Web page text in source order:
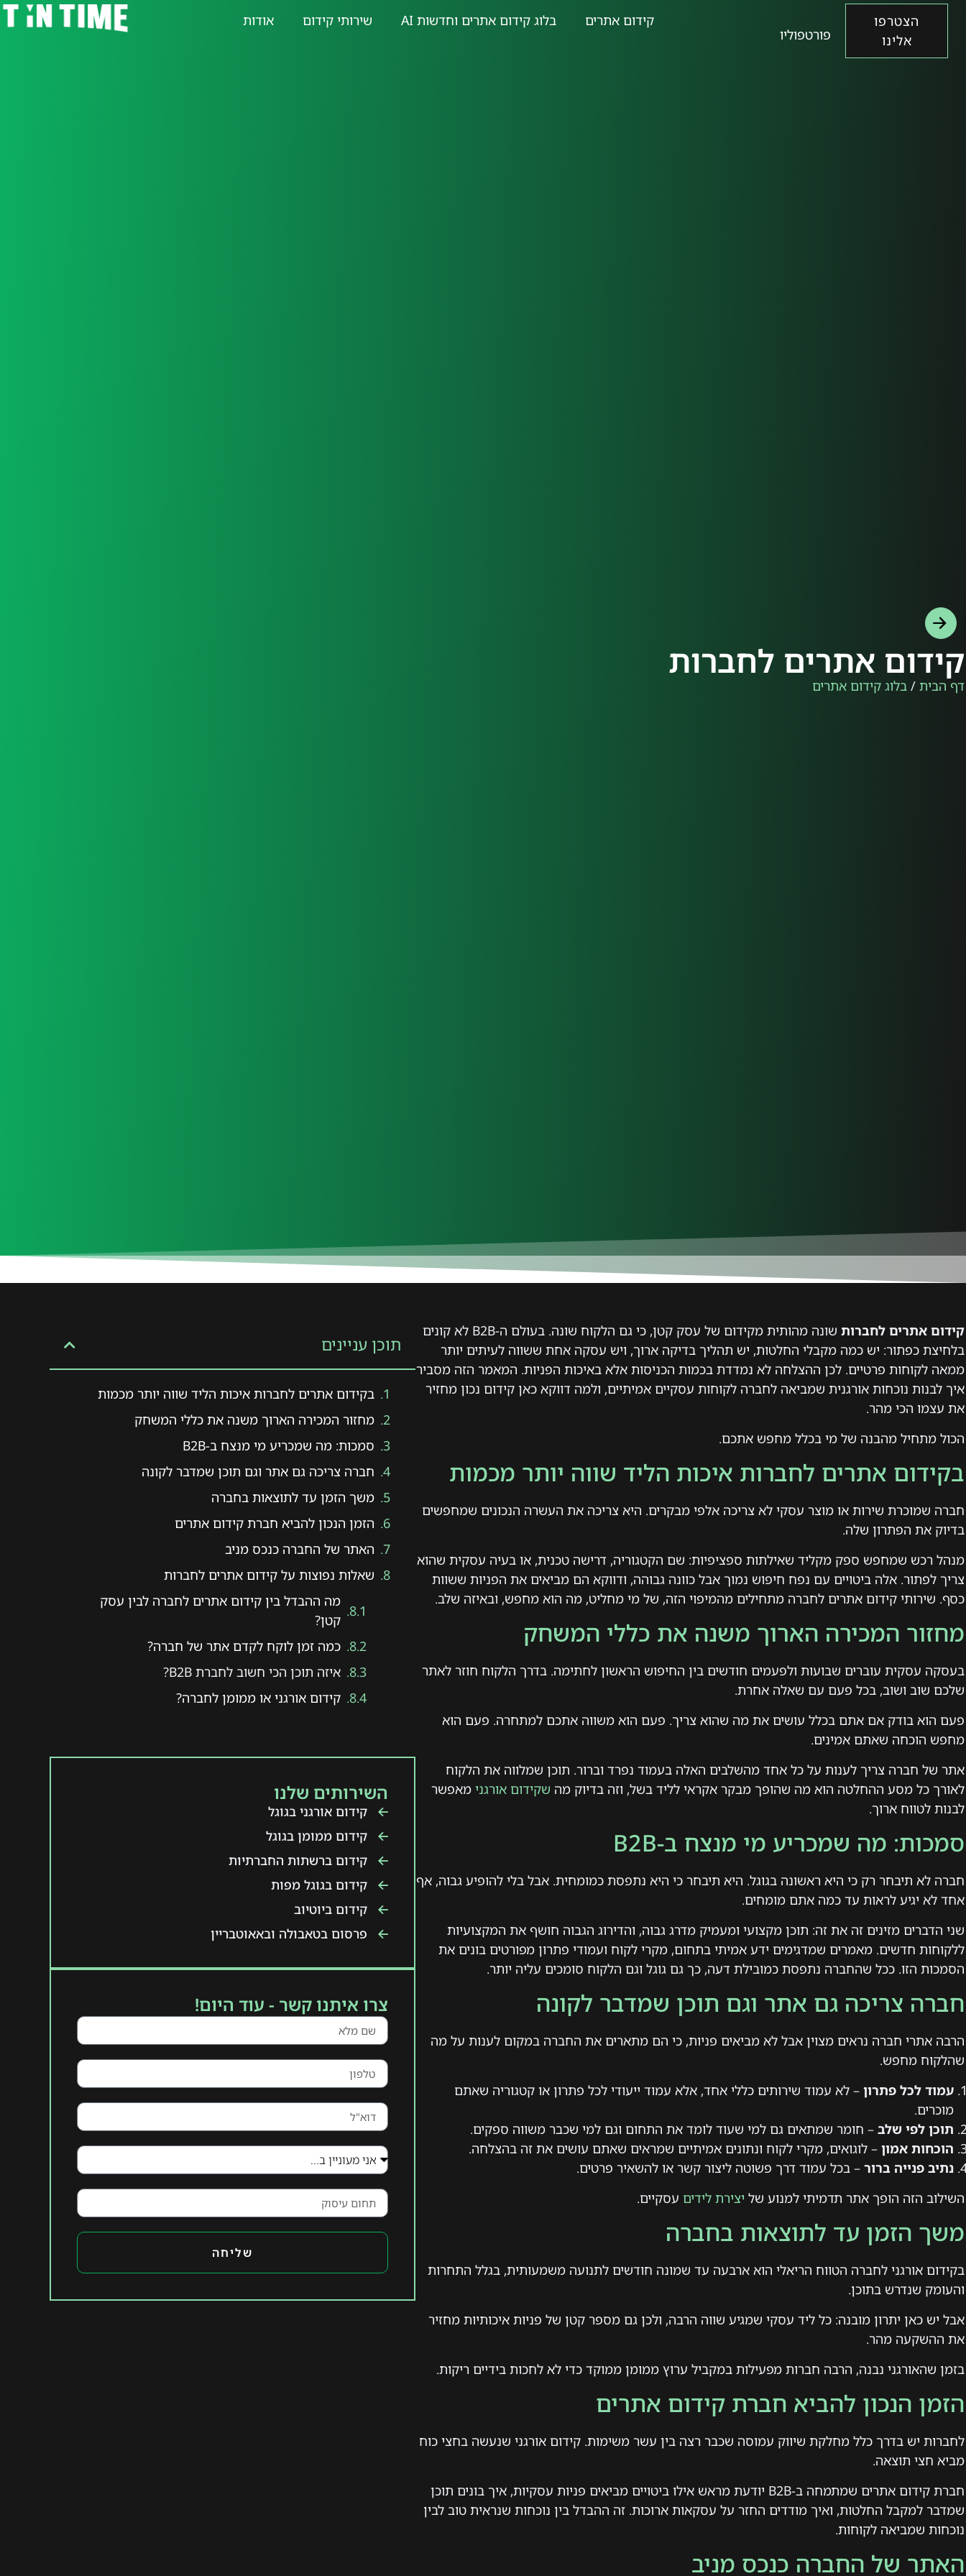
קידום אתרים בלוג קידום אתרים וחדשות AI שירותי קידום אודות
הצטרפו
אלינו
פורטפוליו
קידום אתרים לחברות
דף הבית / בלוג קידום אתרים
קידום אתרים לחברות
שונה מהותית מקידום של עסק קטן, כי גם הלקוח שונה. בעולם ה-B2B לא קונים
בלחיצת כפתור: יש כמה מקבלי החלטות, יש תהליך בדיקה ארוך, ויש עסקה אחת ששווה לעיתים יותר
ממאה לקוחות פרטיים. לכן ההצלחה לא נמדדת בכמות הכניסות אלא באיכות הפניות. המאמר הזה מסביר
איך לבנות נוכחות אורגנית שמביאה לחברה לקוחות עסקיים אמיתיים, ולמה דווקא כאן קידום נכון מחזיר
את עצמו הכי מהר.
הכול מתחיל מהבנה של מי בכלל מחפש אתכם.
בקידום אתרים לחברות איכות הליד שווה יותר מכמות
חברה שמוכרת שירות או מוצר עסקי לא צריכה אלפי מבקרים. היא צריכה את העשרה הנכונים שמחפשים
בדיוק את הפתרון שלה.
מנהל רכש שמחפש ספק מקליד שאילתות ספציפיות: שם הקטגוריה, דרישה טכנית, או בעיה עסקית שהוא
צריך לפתור. אלה ביטויים עם נפח חיפוש נמוך אבל כוונה גבוהה, ודווקא הם מביאים את הפניות ששוות
כסף. שירותי קידום אתרים לחברה מתחילים מהמיפוי הזה, של מי מחליט, מה הוא מחפש, ובאיזה שלב.
מחזור המכירה הארוך משנה את כללי המשחק
בעסקה עסקית עוברים שבועות ולפעמים חודשים בין החיפוש הראשון לחתימה. בדרך הלקוח חוזר לאתר
שלכם שוב ושוב, בכל פעם עם שאלה אחרת.
פעם הוא בודק אם אתם בכלל עושים את מה שהוא צריך. פעם הוא משווה אתכם למתחרה. פעם הוא
מחפש הוכחה שאתם אמינים.
אתר של חברה צריך לענות על כל אחד מהשלבים האלה בעמוד נפרד וברור. תוכן שמלווה את הלקוח
לאורך כל מסע ההחלטה הוא מה שהופך מבקר אקראי לליד בשל, וזה בדיוק מה שקידום אורגני מאפשר
לבנות לטווח ארוך.
סמכות: מה שמכריע מי מנצח ב-B2B
חברה לא תיבחר רק כי היא ראשונה בגוגל. היא תיבחר כי היא נתפסת כמומחית. אבל בלי להופיע גבוה, אף
אחד לא יגיע לראות עד כמה אתם מומחים.
שני הדברים מזינים זה את זה: תוכן מקצועי ומעמיק מדרג גבוה, והדירוג הגבוה חושף את המקצועיות
ללקוחות חדשים. מאמרים שמדגימים ידע אמיתי בתחום, מקרי לקוח ועמודי פתרון מפורטים בונים את
הסמכות הזו. ככל שהחברה נתפסת כמובילת דעה, כך גם גוגל וגם הלקוח סומכים עליה יותר.
חברה צריכה גם אתר וגם תוכן שמדבר לקונה
הרבה אתרי חברה נראים מצוין אבל לא מביאים פניות, כי הם מתארים את החברה במקום לענות על מה
שהלקוח מחפש.
עמוד לכל פתרון – לא עמוד שירותים כללי אחד, אלא עמוד ייעודי לכל פתרון או קטגוריה שאתם
מוכרים.
תוכן לפי שלב – חומר שמתאים גם למי שעוד לומד את התחום וגם למי שכבר משווה ספקים.
הוכחות אמון – לוגואים, מקרי לקוח ונתונים אמיתיים שמראים שאתם עושים את זה בהצלחה.
נתיב פנייה ברור – בכל עמוד דרך פשוטה ליצור קשר או להשאיר פרטים.
השילוב הזה הופך אתר תדמיתי למנוע של יצירת לידים עסקיים.
משך הזמן עד לתוצאות בחברה
בקידום אורגני לחברה הטווח הריאלי הוא ארבעה עד שמונה חודשים לתנועה משמעותית, בגלל התחרות
והעומק שנדרש בתוכן.
אבל יש כאן יתרון מובנה: כל ליד עסקי שמגיע שווה הרבה, ולכן גם מספר קטן של פניות איכותיות מחזיר
את ההשקעה מהר.
בזמן שהאורגני נבנה, הרבה חברות מפעילות במקביל ערוץ ממומן ממוקד כדי לא לחכות בידיים ריקות.
הזמן הנכון להביא חברת קידום אתרים
לחברות יש בדרך כלל מחלקת שיווק עמוסה שכבר רצה בין עשר משימות. קידום אורגני שנעשה בחצי כוח
מביא חצי תוצאה.
חברת קידום אתרים שמתמחה ב-B2B יודעת מראש אילו ביטויים מביאים פניות עסקיות, איך בונים תוכן
שמדבר למקבל החלטות, ואיך מודדים החזר על עסקאות ארוכות. זה ההבדל בין נוכחות שנראית טוב לבין
נוכחות שמביאה לקוחות.
האתר של החברה כנכס מניב
תוכן עניינים
בקידום אתרים לחברות איכות הליד שווה יותר מכמות
מחזור המכירה הארוך משנה את כללי המשחק
סמכות: מה שמכריע מי מנצח ב-B2B
חברה צריכה גם אתר וגם תוכן שמדבר לקונה
משך הזמן עד לתוצאות בחברה
הזמן הנכון להביא חברת קידום אתרים
האתר של החברה כנכס מניב
שאלות נפוצות על קידום אתרים לחברות
מה ההבדל בין קידום אתרים לחברה לבין עסק
קטן?
כמה זמן לוקח לקדם אתר של חברה?
איזה תוכן הכי חשוב לחברת B2B?
קידום אורגני או ממומן לחברה?
השירותים שלנו
קידום אורגני בגוגל
קידום ממומן בגוגל
קידום ברשתות החברתיות
קידום בגוגל מפות
קידום ביוטיוב
פרסום בטאבולה ובאאוטבריין
צרו איתנו קשר - עוד היום!
שליחה